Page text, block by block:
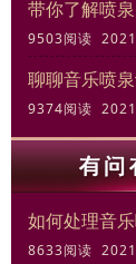
带你了解喷
9503阅读
9374阅读
如何处理音
8633阅读